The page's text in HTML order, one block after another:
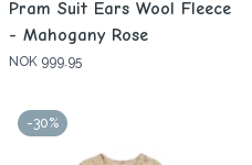
Pram Suit Ears Wool Fleece
- Mahogany Rose
NOK 999.95
-30%